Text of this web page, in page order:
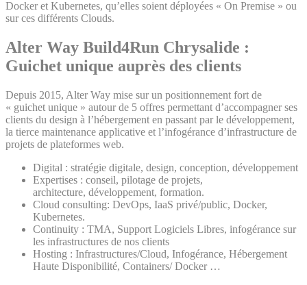
Docker et Kubernetes, qu’elles soient déployées « On Premise » ou
sur ces différents Clouds.
Alter Way Build4Run Chrysalide :
Guichet unique auprès des clients
Depuis 2015, Alter Way mise sur un positionnement fort de
« guichet unique » autour de 5 offres permettant d’accompagner ses
clients du design à l’hébergement en passant par le développement,
la tierce maintenance applicative et l’infogérance d’infrastructure de
projets de plateformes web.
Digital : stratégie digitale, design, conception, développement
Expertises : conseil, pilotage de projets,
architecture, développement, formation.
Cloud consulting: DevOps, IaaS privé/public, Docker,
Kubernetes.
Continuity : TMA, Support Logiciels Libres, infogérance sur
les infrastructures de nos clients
Hosting : Infrastructures/Cloud, Infogérance, Hébergement
Haute Disponibilité, Containers/ Docker …